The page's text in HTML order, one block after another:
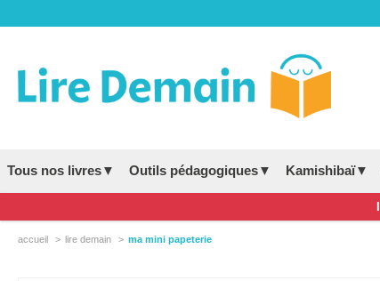
Tous nos livres▼ Outils pédagogiques▼ Kamishibaï▼
accueil lire demain ma mini papeterie